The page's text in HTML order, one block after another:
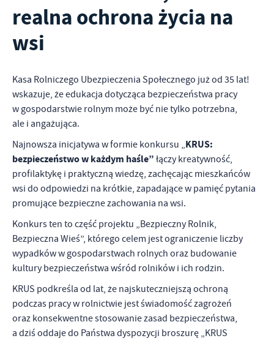
realna ochrona życia na
wsi
Kasa Rolniczego Ubezpieczenia Społecznego już od 35 lat!
wskazuje, że edukacja dotycząca bezpieczeństwa pracy
w gospodarstwie rolnym może być nie tylko potrzebna,
ale i angażująca.
Najnowsza inicjatywa w formie konkursu „KRUS:
bezpieczeństwo w każdym haśle” łączy kreatywność,
profilaktykę i praktyczną wiedzę, zachęcając mieszkańców
wsi do odpowiedzi na krótkie, zapadające w pamięć pytania
promujące bezpieczne zachowania na wsi.
Konkurs ten to część projektu „Bezpieczny Rolnik,
Bezpieczna Wieś”, którego celem jest ograniczenie liczby
wypadków w gospodarstwach rolnych oraz budowanie
kultury bezpieczeństwa wśród rolników i ich rodzin.
KRUS podkreśla od lat, że najskuteczniejszą ochroną
podczas pracy w rolnictwie jest świadomość zagrożeń
oraz konsekwentne stosowanie zasad bezpieczeństwa,
a dziś oddaje do Państwa dyspozycji broszurę „KRUS
zapamiętanie wprowadzonych przez Ciebie ustawień oraz
personalizację określonych funkcjonalności czy prezentowanych
treści.
Dzięki tym plikom cookies możemy zapewnić Ci większy komfort
funkcjonalne i personalizacyjne pliki cookies gwarantuje
dostępność większej ilości funkcji na stronie.
Więcej
Analityczne
Analityczne pliki cookies pomagają nam rozwijać się i
dostosowywać do Twoich potrzeb.
wykorzystywania witryny internetowej, miejsca oraz częstotliwości,
z jaką odwiedzane są nasze serwisy www. Dane pozwalają nam na
ocenę naszych serwisów internetowych pod względem ich
popularności wśród użytkowników. Zgromadzone informacje są
przetwarzane w formie zanonimizowanej. Wyrażenie zgody na
analityczne pliki cookies gwarantuje dostępność wszystkich
funkcjonalności.
Więcej
Reklamowe
Dzięki reklamowym plikom cookies prezentujemy Ci najciekawsze
informacje i aktualności na stronach naszych partnerów.
Promocyjne pliki cookies służą do prezentowania Ci naszych
komunikatów na podstawie analizy Twoich upodobań oraz Twoich
zwyczajów dotyczących przeglądanej witryny internetowej. Treści
promocyjne mogą pojawić się na stronach podmiotów trzecich lub
firm będących naszymi partnerami oraz innych dostawców usług.
Firmy te działają w charakterze pośredników prezentujących nasze
treści w postaci wiadomości, ofert, komunikatów mediów
społecznościowych.
Więcej